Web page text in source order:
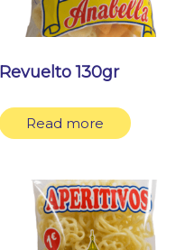
Revuelto 130gr
Read more